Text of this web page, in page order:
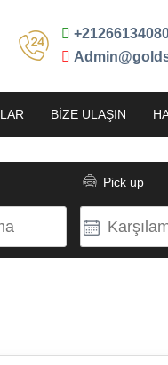
BIZE ULAŞIN
Pick up